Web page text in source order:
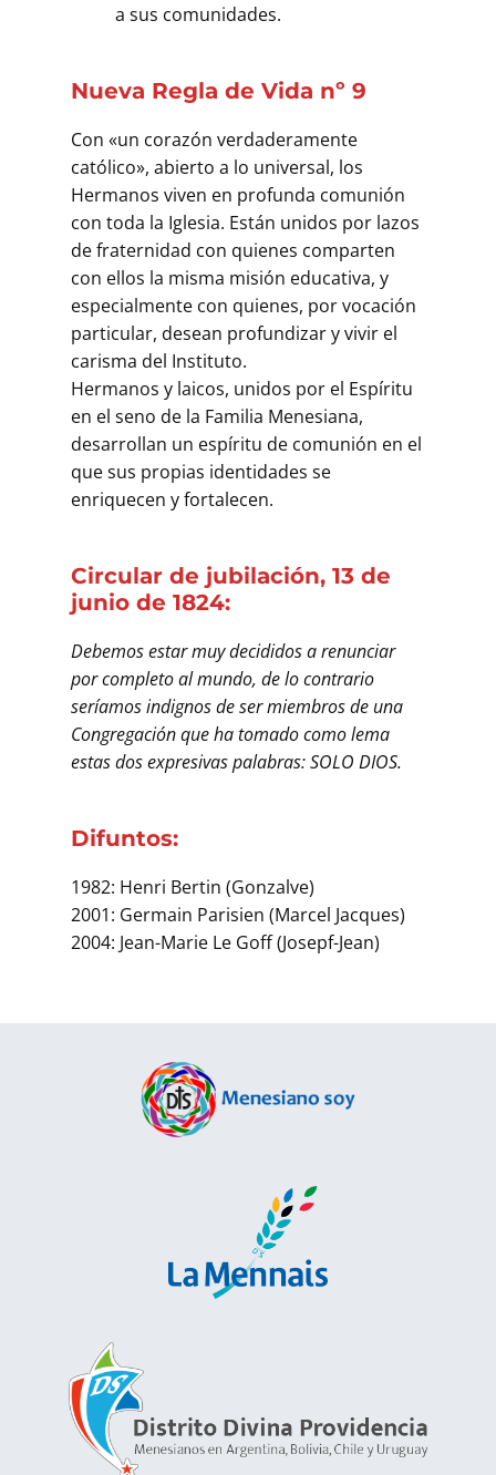
a sus comunidades.
Nueva Regla de Vida nº 9
Con «un corazón verdaderamente
católico», abierto a lo universal, los
Hermanos viven en profunda comunión
con toda la Iglesia. Están unidos por lazos
de fraternidad con quienes comparten
con ellos la misma misión educativa, y
especialmente con quienes, por vocación
particular, desean profundizar y vivir el
carisma del Instituto.
Hermanos y laicos, unidos por el Espíritu
en el seno de la Familia Menesiana,
desarrollan un espíritu de comunión en el
que sus propias identidades se
enriquecen y fortalecen.
Circular de jubilación, 13 de
junio de 1824:
Debemos estar muy decididos a renunciar
por completo al mundo, de lo contrario
seríamos indignos de ser miembros de una
Congregación que ha tomado como lema
estas dos expresivas palabras: SOLO DIOS.
Difuntos:
1982: Henri Bertin (Gonzalve)
2001: Germain Parisien (Marcel Jacques)
2004: Jean-Marie Le Goff (Josepf-Jean)